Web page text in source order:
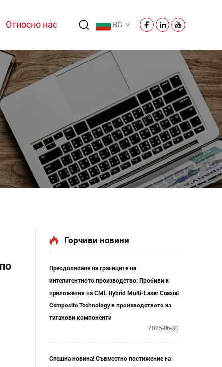
Относно нас BG
Горчиви новини
Преодоляване на границите на
интелигентното производство: Пробиви и
приложения на CML Hybrid Multi-Laser Coaxial
Composite Technology в производството на
титанови компоненти
2025-06-30
Спешна новина! Съвместно постижение на